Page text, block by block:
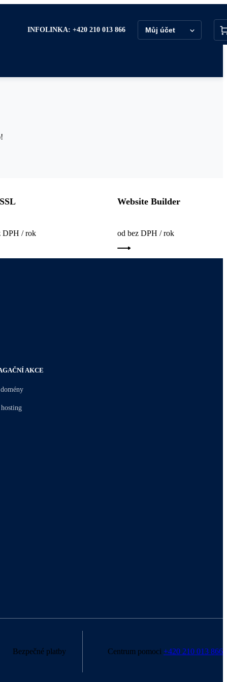
INFOLINKA: +420 210 013 866 Můj účet
DPH / rok
Website Builder
od bez DPH / rok
AKCE
Bezpečné platby Centrum pomoci +420 210 013 866